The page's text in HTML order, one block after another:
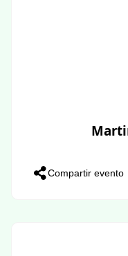
Compartir evento